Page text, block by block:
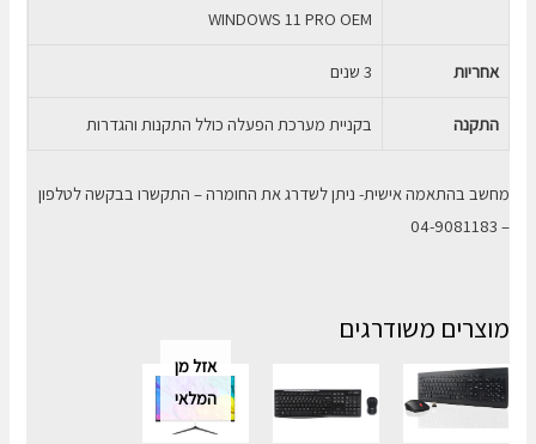
WINDOWS 11 PRO OEM
אחריות 3 שנים
התקנה בקניית מערכת הפעלה כולל התקנות והגדרות
מחשב בהתאמה אישית- ניתן לשדרג את החומרה – התקשרו בבקשה לטלפון
– 04-9081183
מוצרים משודרגים
אזל מן
המלאי